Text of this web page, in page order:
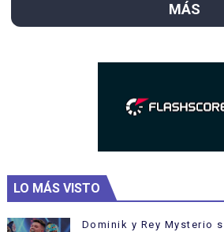
MÁS
LO MÁS VISTO
Dominik y Rey Mysterio